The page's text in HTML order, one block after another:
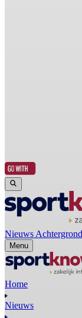
Nieuws
Menu
Home
Nieuws